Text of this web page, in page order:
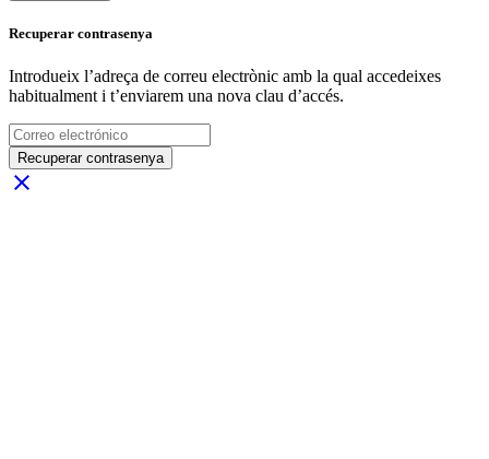
Recuperar contrasenya
Introdueix l’adreça de correu electrònic amb la qual accedeixes
habitualment i t’enviarem una nova clau d’accés.
Recuperar contrasenya
close